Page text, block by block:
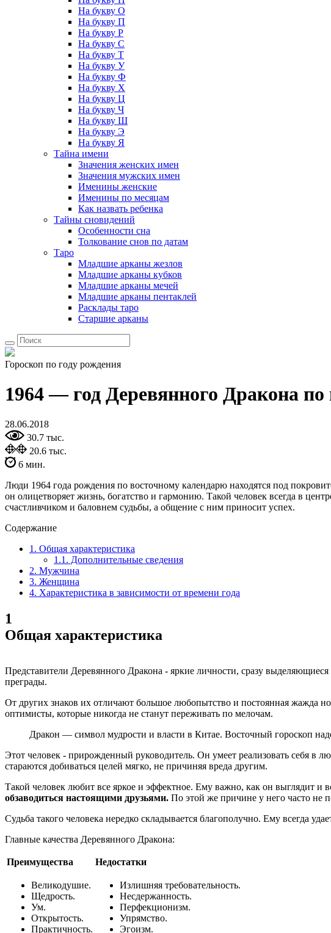
На букву О
На букву П
На букву Р
На букву С
На букву Т
На букву У
На букву Ф
На букву Х
На букву Ц
На букву Ч
На букву Ш
На букву Э
На букву Я
Тайна имени
Значения женских имен
Значения мужских имен
Именины женские
Именины по месяцам
Как назвать ребенка
Тайны сновидений
Особенности сна
Толкование снов по датам
Таро
Младшие арканы жезлов
Младшие арканы кубков
Младшие арканы мечей
Младшие арканы пентаклей
Расклады таро
Старшие арканы
Гороскоп по году рождения
1964 — год Деревянного Дракона
28.06.2018
30.7 тыс.
20.6 тыс.
6 мин.
Люди 1964 года рождения по восточному календарю находятся под
он олицетворяет жизнь, богатство и гармонию. Такой человек всегда в
счастливчиком и баловнем судьбы, а общение с ним приносит успех.
Содержание
1. Общая характеристика
1.1. Дополнительные сведения
2. Мужчина
3. Женщина
4. Характеристика в зависимости от времени года
1
Общая характеристика
Представители Деревянного Дракона - яркие личности, сразу
преграды.
От других знаков их отличают большое любопытство и постоянная жажда
оптимисты, которые никогда не станут переживать по мелочам.
Дракон — символ мудрости и власти в Китае. Восточный гороскоп
Этот человек - прирожденный руководитель. Он умеет реализовать себя
стараются добиваться целей мягко, не причиняя вреда другим.
Такой человек любит все яркое и эффектное. Ему важно, как он выглядит и
обзаводиться настоящими друзьями. По этой же причине у него часто не
Судьба такого человека нередко складывается благополучно. Ему всегда
Главные качества Деревянного Дракона:
Преимущества Недостатки
Великодушие.
Щедрость.
Ум.
Открытость.
Практичность.
Излишняя требовательность.
Несдержанность.
Перфекционизм.
Упрямство.
Эгоизм.